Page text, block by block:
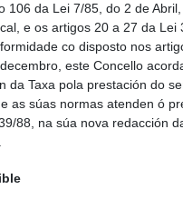
106 da Lei 7/85, do 2 de
e os artigos 20 a 27 da Lei
co disposto nos
este Concello
da Taxa pola prestación do
as súas normas atenden ó
88, na súa nova redacción